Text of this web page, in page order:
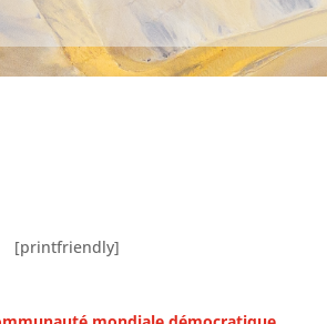
[printfriendly]